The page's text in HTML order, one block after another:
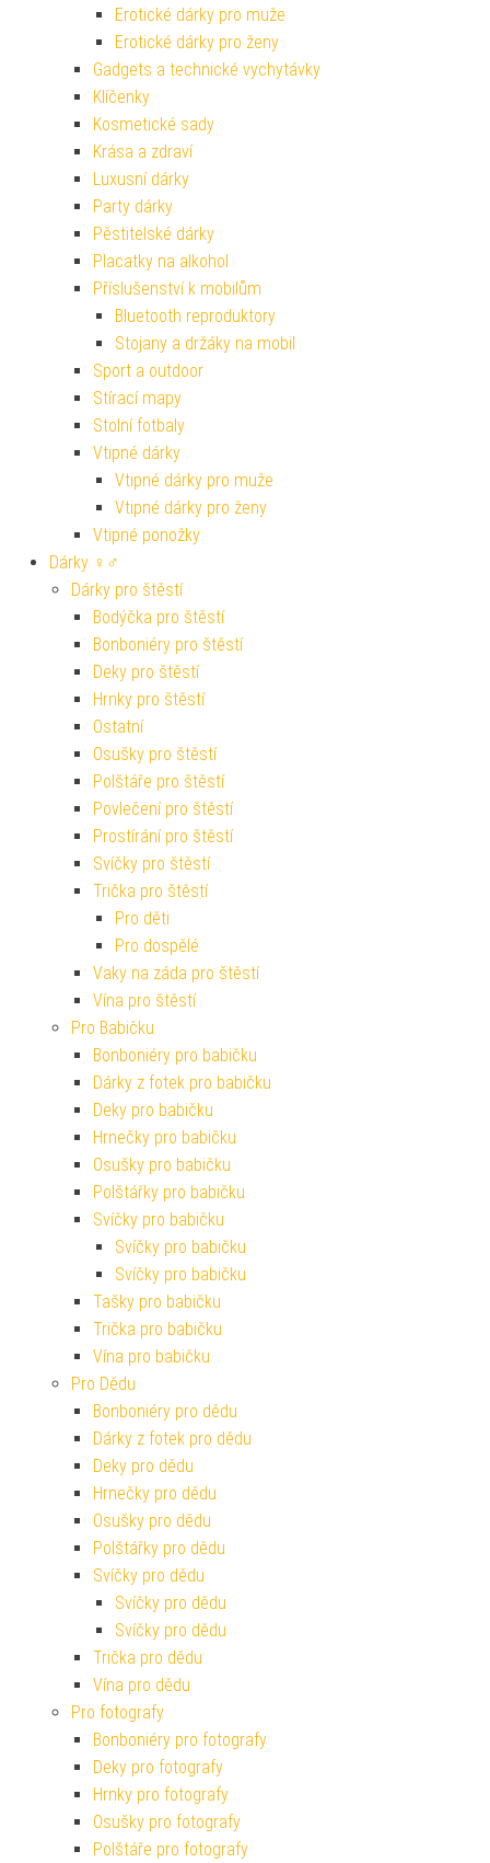
Erotické dárky pro muže
Erotické dárky pro ženy
Gadgets a technické vychytávky
Klíčenky
Kosmetické sady
Krása a zdraví
Luxusní dárky
Party dárky
Pěstitelské dárky
Placatky na alkohol
Příslušenství k mobilům
Bluetooth reproduktory
Stojany a držáky na mobil
Sport a outdoor
Stírací mapy
Stolní fotbaly
Vtipné dárky
Vtipné dárky pro muže
Vtipné dárky pro ženy
Vtipné ponožky
Dárky ♀♂
Dárky pro štěstí
Bodýčka pro štěstí
Bonboniéry pro štěstí
Deky pro štěstí
Hrnky pro štěstí
Ostatní
Osušky pro štěstí
Polštáře pro štěstí
Povlečení pro štěstí
Prostírání pro štěstí
Svíčky pro štěstí
Trička pro štěstí
Pro děti
Pro dospělé
Vaky na záda pro štěstí
Vína pro štěstí
Pro Babičku
Bonboniéry pro babičku
Dárky z fotek pro babičku
Deky pro babičku
Hrnečky pro babičku
Osušky pro babičku
Polštářky pro babičku
Svíčky pro babičku
Svíčky pro babičku
Svíčky pro babičku
Tašky pro babičku
Trička pro babičku
Vína pro babičku
Pro Dědu
Bonboniéry pro dědu
Dárky z fotek pro dědu
Deky pro dědu
Hrnečky pro dědu
Osušky pro dědu
Polštářky pro dědu
Svíčky pro dědu
Svíčky pro dědu
Svíčky pro dědu
Trička pro dědu
Vína pro dědu
Pro fotografy
Bonboniéry pro fotografy
Deky pro fotografy
Hrnky pro fotografy
Osušky pro fotografy
Polštáře pro fotografy